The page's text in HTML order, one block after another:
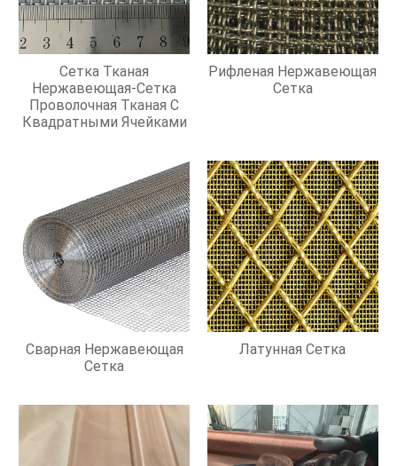
Сетка Тканая
Нержавеющая-Сетка
Проволочная Тканая С
Квадратными Ячейками
Рифленая Нержавеющая
Сетка
Сварная Нержавеющая
Сетка
Латунная Сетка